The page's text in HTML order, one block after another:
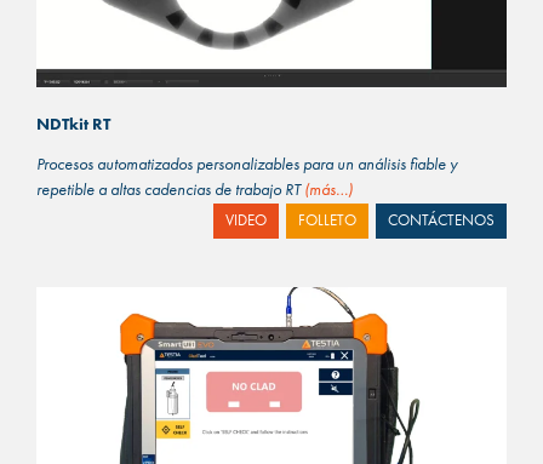
NDTkit RT
Procesos automatizados personalizables para un análisis fiable y
repetible a altas cadencias de trabajo RT(más…)
VIDEO FOLLETO CONTÁCTENOS